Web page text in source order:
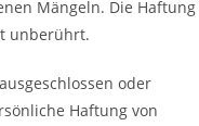
Mängeln. Die Haftung
unberührt.
oder
Haftung von